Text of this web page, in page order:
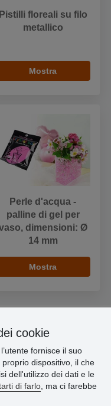
Pistilli floreali su filo
metallico
Mostra
Perle d'acqua -
palline di gel per
dimensioni: Ø
14 mm
Mostra
cookie
fornisce il suo
dispositivo, il che
dell'utilizzo dei dati e le
di farlo , ma ci farebbe